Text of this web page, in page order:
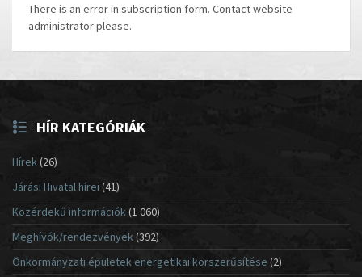
There is an error in subscription form. Contact website
administrator please.
HÍR KATEGÓRIÁK
Hírek(26)
Járási Hivatal hírei (41)
Közérdekű információk(1 060)
Meghívók/rendezvények (392)
Önkormányzati épületek energetikai korszerűsítése (2)